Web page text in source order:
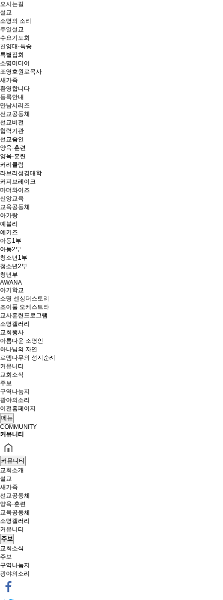
오시는길
설교
소명의 소리
주일설교
수요기도회
찬양대·특송
특별집회
소명미디어
조영호원로목사
새가족
환영합니다
등록안내
만남시리즈
선교공동체
선교비전
협력기관
선교줌인
양육·훈련
양육·훈련
커리큘럼
라브리성경대학
커피브레이크
마더와이즈
신앙교육
교육공동체
아가랑
예블리
예키즈
아동1부
아동2부
청소년1부
청소년2부
청년부
AWANA
아기학교
소명 센싱더스토리
조이풀 오케스트라
교사훈련프로그램
소명갤러리
교회행사
아름다운 소명인
하나님의 자연
로뎀나무의 성지순례
커뮤니티
교회소식
주보
구역나눔지
광야의소리
이전홈페이지
메뉴
COMMUNITY
커뮤니티
커뮤니티
교회소개
설교
새가족
선교공동체
양육·훈련
교육공동체
소명갤러리
커뮤니티
주보
교회소식
주보
구역나눔지
광야의소리